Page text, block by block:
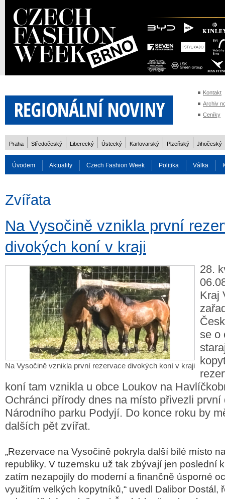
Kontakt
Archiv
Ceníky
Praha Středočeský Liberecký Ústecký Karlovarský Plzeňský Jihočeský
Úvodem Aktuality Czech Fashion Week Politika Válka
Zvířata
Na Vysočině vznikla první
divokých koní v kraji
Na Vysočině vznikla první rezervace divokých koní v kraji
28.
Kraj
se o
koní tam vznikla u obce Loukov na
Ochránci přírody dnes na místo přivezli první
Národního parku Podyjí. Do konce roku by
dalších pět zvířat.
„Rezervace na Vysočině pokryla další bílé místo
republiky. V tuzemsku už tak zbývají jen poslední
zatím nezapojily do moderní a finančně úsporné
využitím velkých kopytníků,“ uvedl Dalibor Dostál,